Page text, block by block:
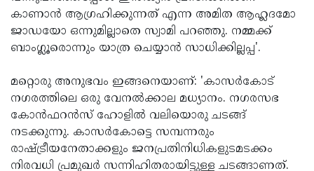
കാണാന്‍ ആഗ്രഹിക്കുന്നത് എന്ന അമിത ആഹ്ലദമോ
ജാഡയോ ഒന്നുമില്ലാതെ സ്വാമി പറഞ്ഞു. നമ്മക്ക്
ബാംഗ്ലൂരൊന്നും യാത്ര ചെയ്യാന്‍ സാധിക്കില്ലപ്പ'.
മറ്റൊരു അനുഭവം ഇങ്ങനെയാണ്: 'കാസര്‍കോട്
നഗരത്തിലെ ഒരു വേനല്‍ക്കാല മധ്യാനം. നഗരസഭ
കോൻഫറന്‍സ് ഹോളില്‍ വലിയൊരു ചടങ്ങ്
നടക്കുന്നു. കാസര്‍കോട്ടെ സമ്പന്നരും
രാഷ്ട്രീയനേതാക്കളും ജനപ്രതിനിധികളുടമടക്കം
നിരവധി പ്രമുഖര്‍ സന്നിഹിതരായിട്ടുള്ള ചടങ്ങാണത്.